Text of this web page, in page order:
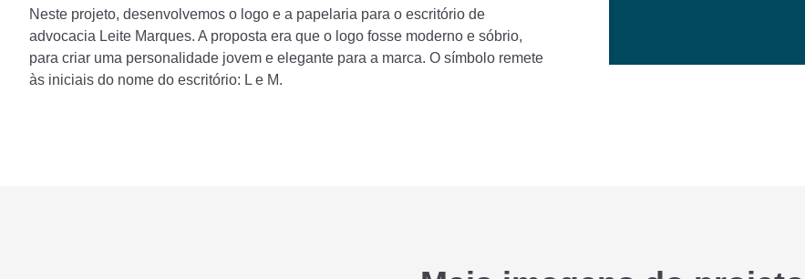
Neste projeto, desenvolvemos o logo e a papelaria para o escritório de
advocacia Leite Marques. A proposta era que o logo fosse moderno e sóbrio,
para criar uma personalidade jovem e elegante para a marca. O símbolo remete
às iniciais do nome do escritório: L e M.